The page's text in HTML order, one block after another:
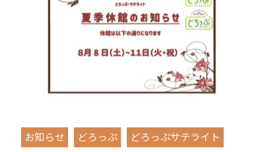
お知らせ どろっぷ どろっぷサテライト